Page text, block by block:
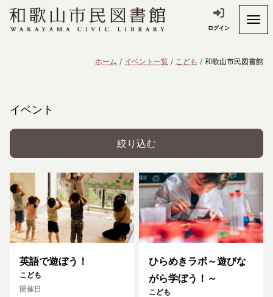
ログイン
ホーム イベント一覧 こども 和歌山市民図書館
イベント
絞り込む
英語で遊ぼう！
こども
開催日
ひらめきラボ～遊びな
がら学ぼう！～
こども